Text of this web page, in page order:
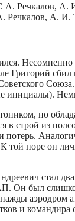
Речкалов, А. И.
Григорий сбил
инициалы).
но
в строй из
потерь.
той поре он
стал
Он был
аэродром
и командира